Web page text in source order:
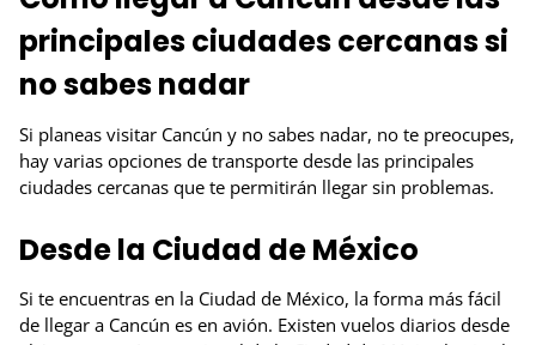
principales ciudades cercanas si
no sabes nadar
Si planeas visitar Cancún y no sabes nadar, no te preocupes,
hay varias opciones de transporte desde las principales
ciudades cercanas que te permitirán llegar sin problemas.
Desde la Ciudad de México
Si te encuentras en la Ciudad de México, la forma más fácil
de llegar a Cancún es en avión. Existen vuelos diarios desde